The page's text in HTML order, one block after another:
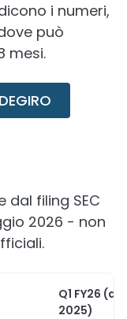
i numeri,
può
mesi.
filing SEC
2026 - non
Q1 FY26
2025)